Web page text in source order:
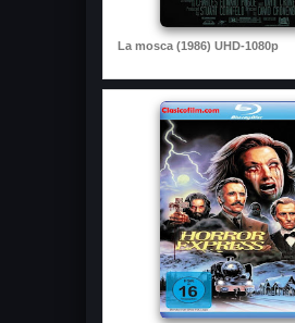
La mosca (1986) UHD-1080p